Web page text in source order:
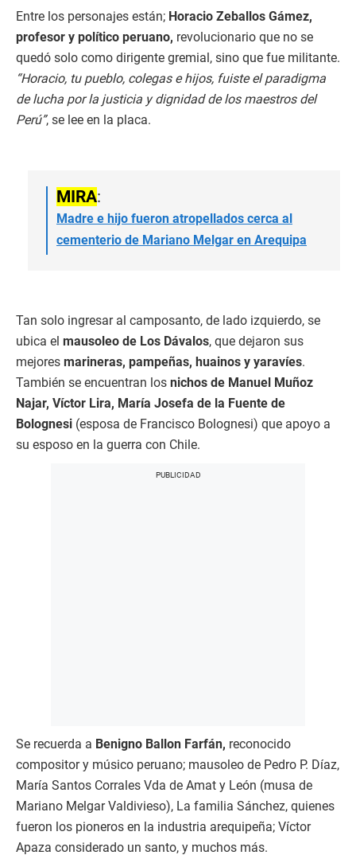
Entre los personajes están; Horacio Zeballos Gámez,
profesor y político peruano, revolucionario que no se
quedó solo como dirigente gremial, sino que fue militante.
“Horacio, tu pueblo, colegas e hijos, fuiste el paradigma
de lucha por la justicia y dignidad de los maestros del
Perú”, se lee en la placa.
MIRA:
Madre e hijo fueron atropellados cerca al
cementerio de Mariano Melgar en Arequipa
Tan solo ingresar al camposanto, de lado izquierdo, se
ubica el mausoleo de Los Dávalos, que dejaron sus
mejores marineras, pampeñas, huainos y yaravíes.
También se encuentran los nichos de Manuel Muñoz
Najar, Víctor Lira, María Josefa de la Fuente de
Bolognesi (esposa de Francisco Bolognesi) que apoyo a
su esposo en la guerra con Chile.
Se recuerda a Benigno Ballon Farfán, reconocido
compositor y músico peruano; mausoleo de Pedro P. Díaz,
María Santos Corrales Vda de Amat y León (musa de
Mariano Melgar Valdivieso), La familia Sánchez, quienes
fueron los pioneros en la industria arequipeña; Víctor
Apaza considerado un santo, y muchos más.